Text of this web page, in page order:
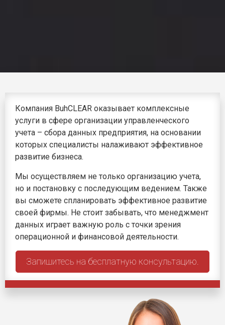
Компания BuhCLEAR оказывает комплексные
услуги в сфере организации управленческого
учета – сбора данных предприятия, на основании
которых специалисты налаживают эффективное
развитие бизнеса.
Мы осуществляем не только организацию учета,
но и постановку с последующим ведением. Также
вы сможете спланировать эффективное развитие
своей фирмы. Не стоит забывать, что менеджмент
данных играет важную роль с точки зрения
операционной и финансовой деятельности.
Запишитесь на бесплатную консультацию.